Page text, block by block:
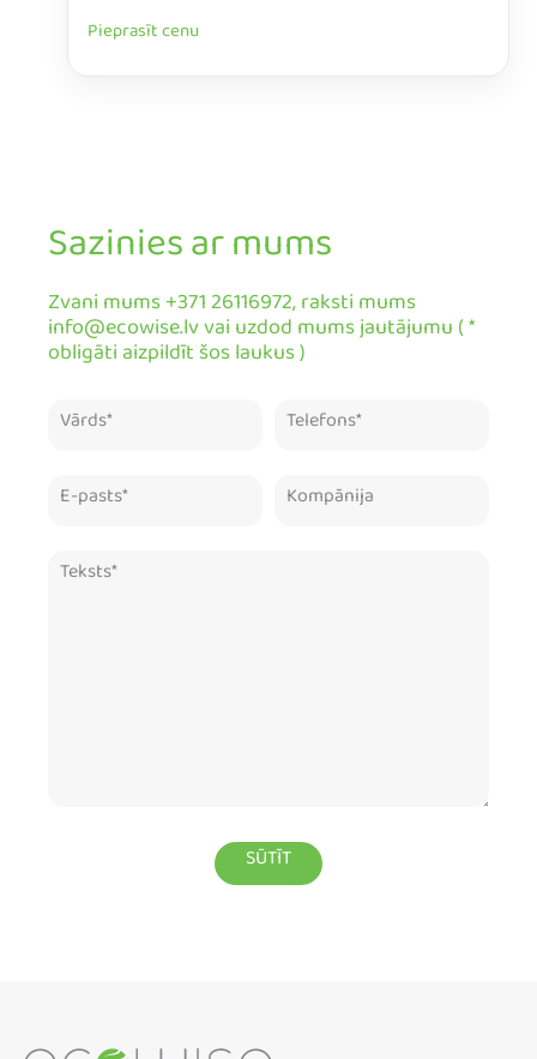
Pieprasīt cenu
Sazinies ar mums
Zvani mums +371 26116972, raksti mums
info@ecowise.lv vai uzdod mums jautājumu ( *
obligāti aizpildīt šos laukus )